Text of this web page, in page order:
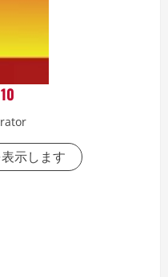
示します